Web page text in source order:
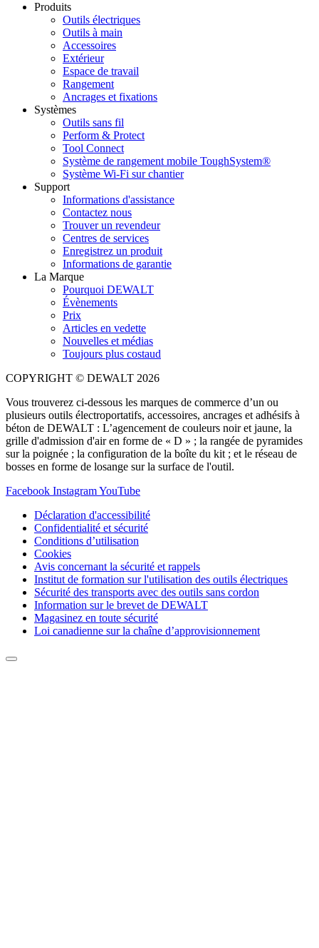
Produits
Outils électriques
Outils à main
Accessoires
Extérieur
Espace de travail
Rangement
Ancrages et fixations
Systèmes
Outils sans fil
Perform & Protect
Tool Connect
Système de rangement mobile ToughSystem®
Système Wi-Fi sur chantier
Support
Informations d'assistance
Contactez nous
Trouver un revendeur
Centres de services
Enregistrez un produit
Informations de garantie
La Marque
Pourquoi DEWALT
Évènements
Prix
Articles en vedette
Nouvelles et médias
Toujours plus costaud
COPYRIGHT © DEWALT 2026
Vous trouverez ci-dessous les marques de commerce d’un ou
plusieurs outils électroportatifs, accessoires, ancrages et adhésifs à
béton de DEWALT : L’agencement de couleurs noir et jaune, la
grille d'admission d'air en forme de « D » ; la rangée de pyramides
sur la poignée ; la configuration de la boîte du kit ; et le réseau de
bosses en forme de losange sur la surface de l'outil.
Facebook InstagramYouTube
Déclaration d'accessibilité
Confidentialité et sécurité
Conditions d’utilisation
Cookies
Avis concernant la sécurité et rappels
Institut de formation sur l'utilisation des outils électriques
Sécurité des transports avec des outils sans cordon
Information sur le brevet de DEWALT
Magasinez en toute sécurité
Loi canadienne sur la chaîne d’approvisionnement